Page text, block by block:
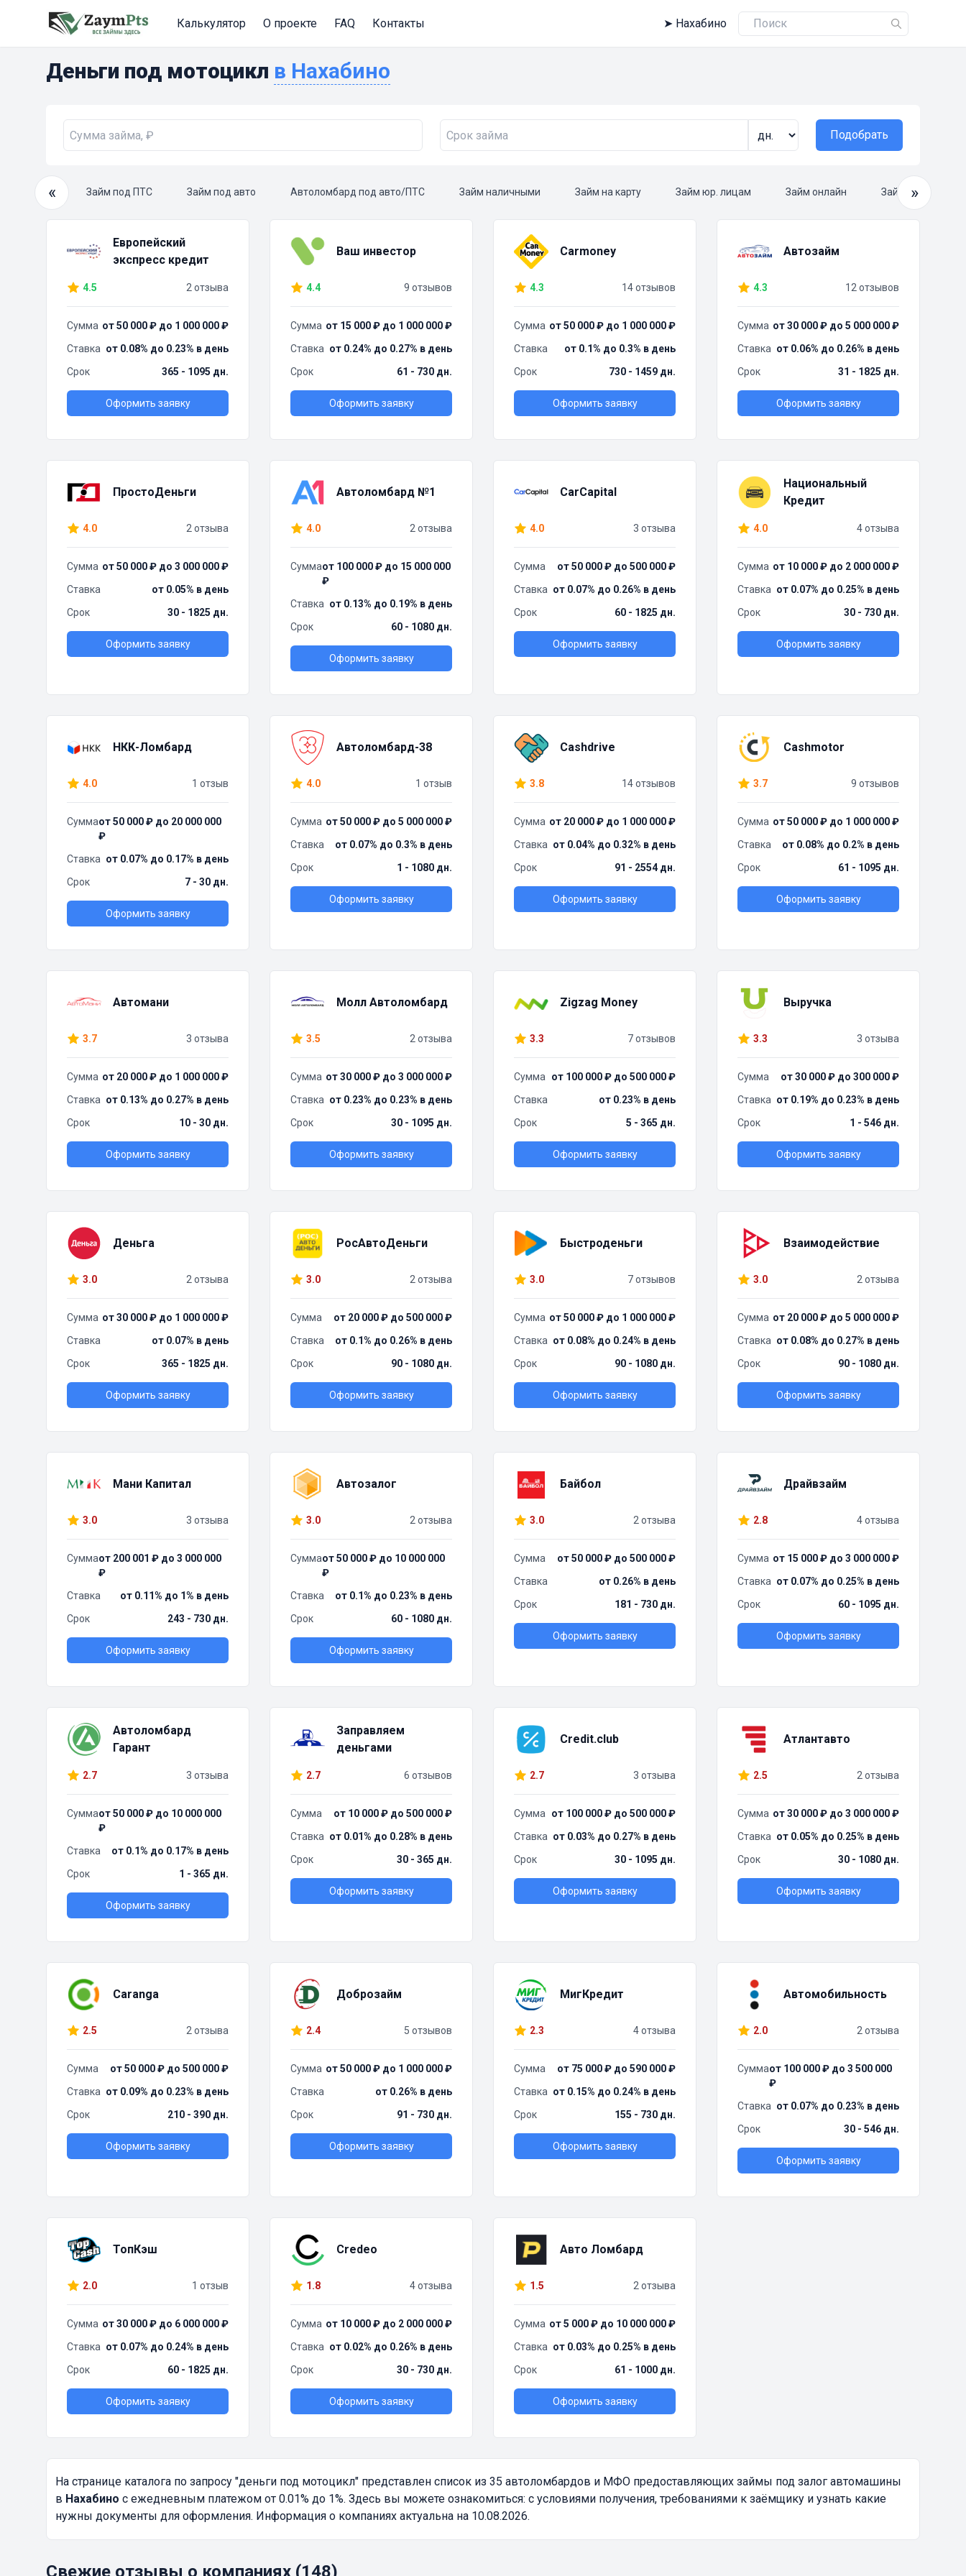
Калькулятор О проекте FAQ Контакты ➤ Нахабино
Деньги под мотоцикл в Нахабино
Подобрать
«
займ Займ под ПТС Займ под авто Автоломбард под авто/ПТС Займ наличными Займ на карту Займ юр. лицам Займ онлайн Займ »
Европейский
экспресс кредит
4.5 2 отзыва
Сумма от 50 000 ₽ до 1 000 000 ₽
Ставка от 0.08% до 0.23% в день
Срок
365 - 1095 дн.
Оформить заявку
Ваш инвестор
4.4 9 отзывов
Сумма от 15 000 ₽ до 1 000 000 ₽
Ставка от 0.24% до 0.27% в день
Срок
61 - 730 дн.
Оформить заявку
Carmoney
4.3 14 отзывов
Сумма от 50 000 ₽ до 1 000 000 ₽
Ставка
от 0.1% до 0.3% в день
Срок
730 - 1459 дн.
Оформить заявку
Автозайм
4.3 12 отзывов
Сумма от 30 000 ₽ до 5 000 000 ₽
Ставка от 0.06% до 0.26% в день
Срок
31 - 1825 дн.
Оформить заявку
ПростоДеньги
4.0 2 отзыва
Сумма от 50 000 ₽ до 3 000 000 ₽
Ставка
от 0.05% в день
Срок
30 - 1825 дн.
Оформить заявку
Автоломбард №1
4.0 2 отзыва
Суммаот 100 000 ₽ до 15 000 000
₽
Ставка от 0.13% до 0.19% в день
Срок
60 - 1080 дн.
Оформить заявку
CarCapital
4.0 3 отзыва
Сумма
от 50 000 ₽ до 500 000 ₽
Ставка от 0.07% до 0.26% в день
Срок
60 - 1825 дн.
Оформить заявку
Национальный
Кредит
4.0 4 отзыва
Сумма от 10 000 ₽ до 2 000 000 ₽
Ставка от 0.07% до 0.25% в день
Срок
30 - 730 дн.
Оформить заявку
НКК-Ломбард
4.0 1 отзыв
Суммаот 50 000 ₽ до 20 000 000
₽
Ставка от 0.07% до 0.17% в день
Срок
7 - 30 дн.
Оформить заявку
Автоломбард-38
4.0 1 отзыв
Сумма от 50 000 ₽ до 5 000 000 ₽
Ставка
от 0.07% до 0.3% в день
Срок
1 - 1080 дн.
Оформить заявку
Cashdrive
3.8 14 отзывов
Сумма от 20 000 ₽ до 1 000 000 ₽
Ставка от 0.04% до 0.32% в день
Срок
91 - 2554 дн.
Оформить заявку
Cashmotor
3.7 9 отзывов
Сумма от 50 000 ₽ до 1 000 000 ₽
Ставка
от 0.08% до 0.2% в день
Срок
61 - 1095 дн.
Оформить заявку
Автомани
3.7 3 отзыва
Сумма от 20 000 ₽ до 1 000 000 ₽
Ставка от 0.13% до 0.27% в день
Срок
10 - 30 дн.
Оформить заявку
Молл Автоломбард
3.5 2 отзыва
Сумма от 30 000 ₽ до 3 000 000 ₽
Ставка от 0.23% до 0.23% в день
Срок
30 - 1095 дн.
Оформить заявку
Zigzag Money
3.3 7 отзывов
Сумма
от 100 000 ₽ до 500 000 ₽
Ставка
от 0.23% в день
Срок
5 - 365 дн.
Оформить заявку
Выручка
3.3 3 отзыва
Сумма
от 30 000 ₽ до 300 000 ₽
Ставка от 0.19% до 0.23% в день
Срок
1 - 546 дн.
Оформить заявку
Деньга
3.0 2 отзыва
Сумма от 30 000 ₽ до 1 000 000 ₽
Ставка
от 0.07% в день
Срок
365 - 1825 дн.
Оформить заявку
РосАвтоДеньги
3.0 2 отзыва
Сумма
от 20 000 ₽ до 500 000 ₽
Ставка
от 0.1% до 0.26% в день
Срок
90 - 1080 дн.
Оформить заявку
Быстроденьги
3.0 7 отзывов
Сумма от 50 000 ₽ до 1 000 000 ₽
Ставка от 0.08% до 0.24% в день
Срок
90 - 1080 дн.
Оформить заявку
Взаимодействие
3.0 2 отзыва
Сумма от 20 000 ₽ до 5 000 000 ₽
Ставка от 0.08% до 0.27% в день
Срок
90 - 1080 дн.
Оформить заявку
Мани Капитал
3.0 3 отзыва
Суммаот 200 001 ₽ до 3 000 000
₽
Ставка
от 0.11% до 1% в день
Срок
243 - 730 дн.
Оформить заявку
Автозалог
3.0 2 отзыва
Суммаот 50 000 ₽ до 10 000 000
₽
Ставка
от 0.1% до 0.23% в день
Срок
60 - 1080 дн.
Оформить заявку
Байбол
3.0 2 отзыва
Сумма
от 50 000 ₽ до 500 000 ₽
Ставка
от 0.26% в день
Срок
181 - 730 дн.
Оформить заявку
Драйвзайм
2.8 4 отзыва
Сумма от 15 000 ₽ до 3 000 000 ₽
Ставка от 0.07% до 0.25% в день
Срок
60 - 1095 дн.
Оформить заявку
Автоломбард
Гарант
2.7 3 отзыва
Суммаот 50 000 ₽ до 10 000 000
₽
Ставка
от 0.1% до 0.17% в день
Срок
1 - 365 дн.
Оформить заявку
Заправляем
деньгами
2.7 6 отзывов
Сумма
от 10 000 ₽ до 500 000 ₽
Ставка от 0.01% до 0.28% в день
Срок
30 - 365 дн.
Оформить заявку
Credit.club
2.7 3 отзыва
Сумма
от 100 000 ₽ до 500 000 ₽
Ставка от 0.03% до 0.27% в день
Срок
30 - 1095 дн.
Оформить заявку
Атлантавто
2.5 2 отзыва
Сумма от 30 000 ₽ до 3 000 000 ₽
Ставка от 0.05% до 0.25% в день
Срок
30 - 1080 дн.
Оформить заявку
Caranga
2.5 2 отзыва
Сумма
от 50 000 ₽ до 500 000 ₽
Ставка от 0.09% до 0.23% в день
Срок
210 - 390 дн.
Оформить заявку
Доброзайм
2.4 5 отзывов
Сумма от 50 000 ₽ до 1 000 000 ₽
Ставка
от 0.26% в день
Срок
91 - 730 дн.
Оформить заявку
МигКредит
2.3 4 отзыва
Сумма
от 75 000 ₽ до 590 000 ₽
Ставка от 0.15% до 0.24% в день
Срок
155 - 730 дн.
Оформить заявку
Автомобильность
2.0 2 отзыва
Суммаот 100 000 ₽ до 3 500 000
₽
Ставка от 0.07% до 0.23% в день
Срок
30 - 546 дн.
Оформить заявку
ТопКэш
2.0 1 отзыв
Сумма от 30 000 ₽ до 6 000 000 ₽
Ставка от 0.07% до 0.24% в день
Срок
60 - 1825 дн.
Оформить заявку
Credeo
1.8 4 отзыва
Сумма от 10 000 ₽ до 2 000 000 ₽
Ставка от 0.02% до 0.26% в день
Срок
30 - 730 дн.
Оформить заявку
Авто Ломбард
1.5 2 отзыва
Сумма от 5 000 ₽ до 10 000 000 ₽
Ставка от 0.03% до 0.25% в день
Срок
61 - 1000 дн.
Оформить заявку
На странице каталога по запросу "деньги под мотоцикл" представлен список из 35 автоломбардов и МФО предоставляющих займы под залог автомашины
в Нахабино с ежедневным платежом от 0.01% до 1%. Здесь вы можете ознакомиться: с условиями получения, требованиями к заёмщику и узнать какие
нужны документы для оформления. Информация о компаниях актуальна на 10.08.2026.
Свежие отзывы о компаниях (148)